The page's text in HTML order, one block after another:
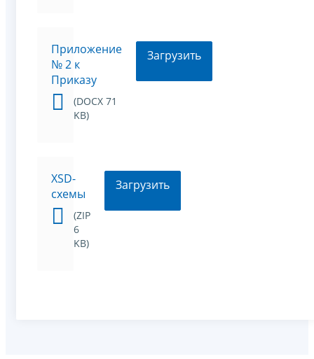
Приложение
№ 2 к
Приказу
(DOCX 71
KB)
Загрузить
XSD-
схемы
(ZIP
6
KB)
Загрузить